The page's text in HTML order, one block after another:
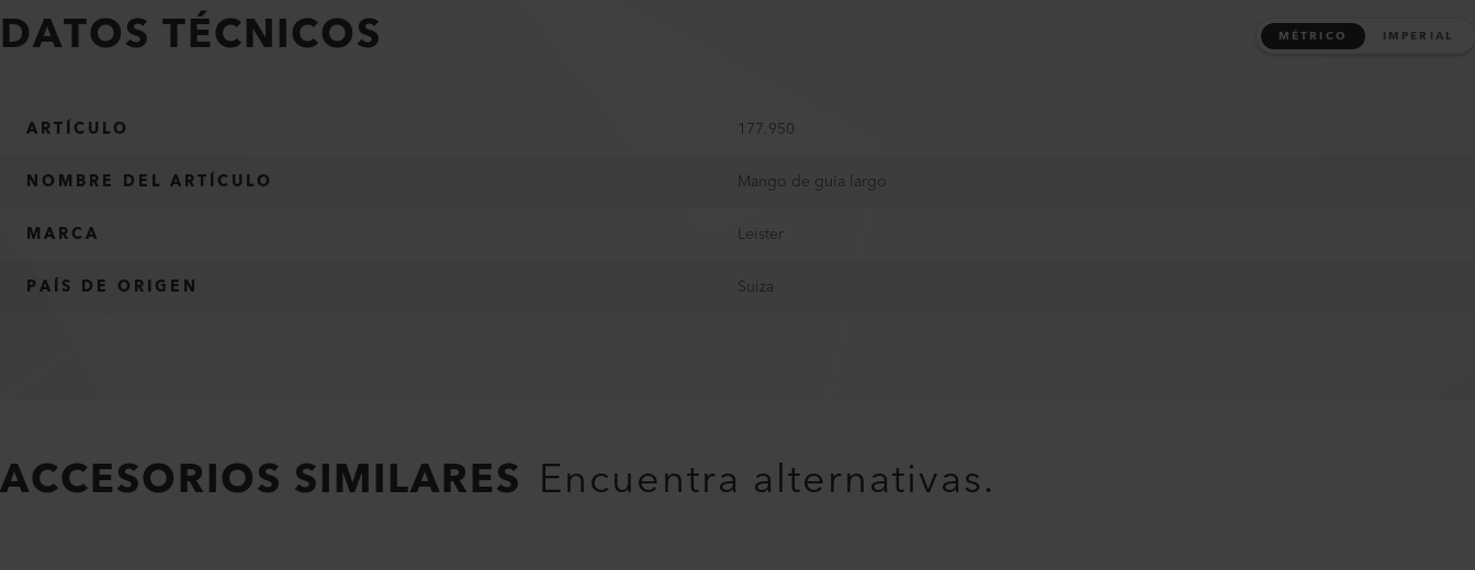
DATOS TÉCNICOS MÉTRICO IMPERIAL
ARTÍCULO
177.950
NOMBRE DEL ARTÍCULO
Mango de guía largo
MARCA
Leister
PAÍS DE ORIGEN
Suiza
ACCESORIOS SIMILARES Encuentra alternativas.